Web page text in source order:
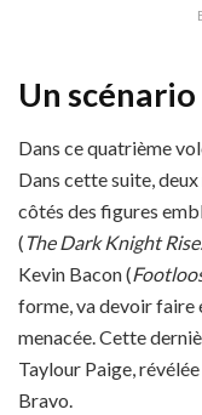
Un
Dans ce quatrième
Dans cette suite,
côtés des figures
( The Dark Knight
Kevin Bacon (
forme, va devoir faire
menacée. Cette
Taylour Paige,
Bravo.